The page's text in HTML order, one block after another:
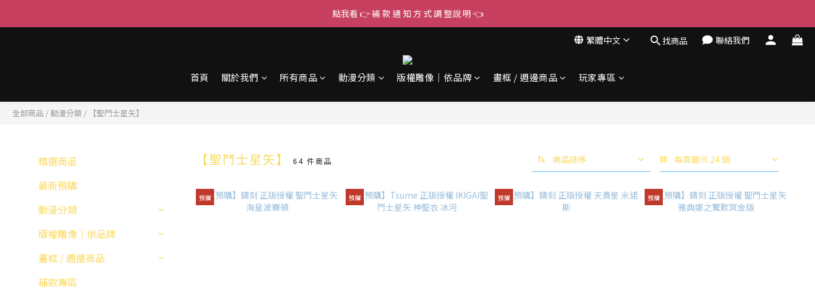
點我看 👉 補 款 通 知 方 式 調 整說 明 👈
繁體中文 找商品 聯絡我們
首頁 關於我們 所有商品 動漫分類 版權雕像｜依品牌 畫框 / 週邊商品 玩家專區
全部商品 /動漫分類 / 【聖鬥士星矢】
精選商品
最新預購
動漫分類
版權雕像｜依品牌
畫框 / 週邊商品
補款專區
【聖鬥士星矢】64 件商品 商品排序 每頁顯示 24 個
預購 預購 預購 預購